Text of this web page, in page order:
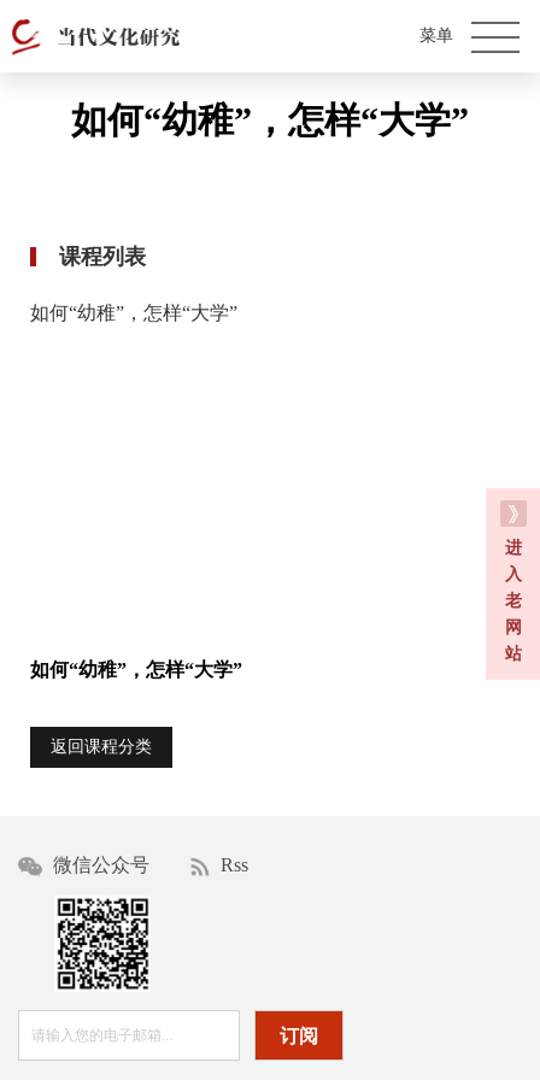
进
入
老
网
站
如何“幼稚”，怎样“大学”
课程列表
如何“幼稚”，怎样“大学”
如何“幼稚”，怎样“大学”
返回课程分类
微信公众号 Rss
订阅